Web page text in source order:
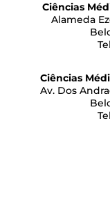
Ciências
Alameda
Ciências
Av. Dos